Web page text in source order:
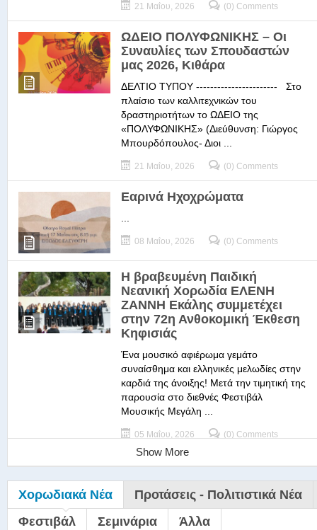
21 Μαΐου, 2026 (0) Comments
ΩΔΕΙΟ ΠΟΛΥΦΩΝΙΚΗΣ – Οι
Συναυλίες των Σπουδαστών
μας 2026, Κιθάρα
ΔΕΛΤΙΟ ΤΥΠΟΥ ----------------------- Στο
πλαίσιο των καλλιτεχνικών του
δραστηριοτήτων το ΩΔΕΙΟ της
«ΠΟΛΥΦΩΝΙΚΗΣ» (Διεύθυνση: Γιώργος
Μπουρδόπουλος- Διοι ...
21 Μαΐου, 2026 (0) Comments
Εαρινά Ηχοχρώματα
08 Μαΐου, 2026 (0) Comments
Η βραβευμένη Παιδική
Νεανική Χορωδία ΕΛΕΝΗ
ΖΑΝΝΗ Εκάλης συμμετέχει
στην 72η Ανθοκομική Έκθεση
Κηφισιάς
Ένα μουσικό αφιέρωμα γεμάτο
συναίσθημα και ελληνικές μελωδίες στην
καρδιά της άνοιξης! Μετά την τιμητική της
παρουσία στο διεθνές Φεστιβάλ
Μουσικής Μεγάλη ...
05 Μαΐου, 2026 (0) Comments
Show More
Χορωδιακά Νέα
Προτάσεις - Πολιτιστικά Νέα
Φεστιβάλ
Σεμινάρια Άλλα